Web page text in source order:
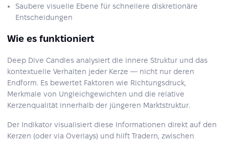
Saubere visuelle Ebene für schnellere diskretionäre
Entscheidungen
Wie es funktioniert
Deep Dive Candles analysiert die innere Struktur und das
kontextuelle Verhalten jeder Kerze — nicht nur deren
Endform. Es bewertet Faktoren wie Richtungsdruck,
Merkmale von Ungleichgewichten und die relative
Kerzenqualität innerhalb der jüngeren Marktstruktur.
Der Indikator visualisiert diese Informationen direkt auf den
Kerzen (oder via Overlays) und hilft Tradern, zwischen